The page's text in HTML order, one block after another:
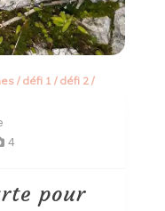
/ défi 1 / défi 2/
on
La
trop
courte
4
pour